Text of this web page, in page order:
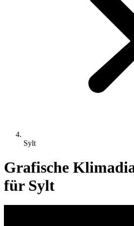
Sylt
Grafische
für Sylt